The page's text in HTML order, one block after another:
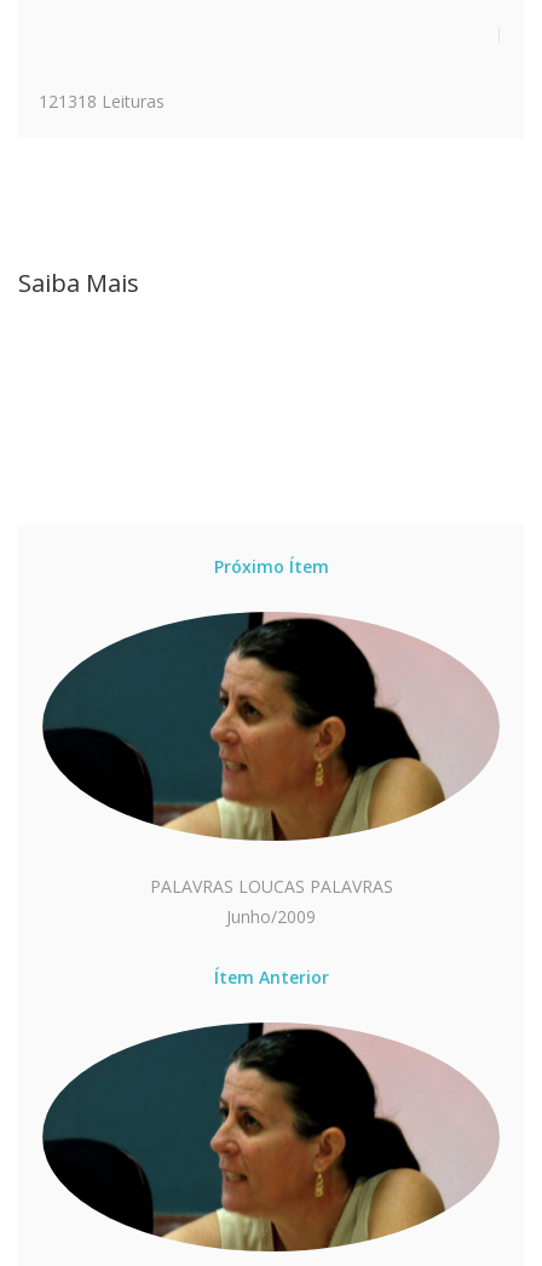
121318 Leituras
Saiba Mais
Próximo Ítem
PALAVRAS LOUCAS PALAVRAS
Junho/2009
Ítem Anterior